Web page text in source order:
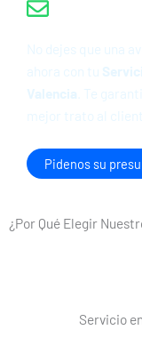
No dejes que una
ahora con tu
Valencia . Te
mejor trato al
Pidenos su
¿Por Qué Elegir
Servicio